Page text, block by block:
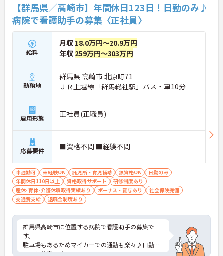
【群馬県／高崎市】年間休日123日！日勤のみ♪
病院で看護助手の募集〈正社員〉
給料
月収 18.0万円～20.9万円
年収 259万円～303万円
勤務地
群馬県 高崎市 北原町71
ＪＲ上越線「群馬総社駅」バス・車10分
雇用形態 正社員(正職員)
応募要件 ■資格不問 ■経験不問
車通勤可 未経験OK 託児所・育児補助 無資格OK
日勤のみ
年間休日110日以上
資格取得サポート
研修制度あり
産休･育休･介護休暇取得実績あり
ボーナス・賞与あり
社会保険完備
交通費支給
退職金制度あり
群馬県高崎市に位置する病院で看護助手の募集で
す。
駐車場もあるためマイカーでの通勤も楽々♪日勤の
みのお仕事です！